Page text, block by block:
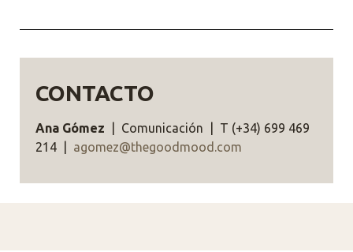
CONTACTO
Ana Gómez
| Comunicación | T (+34) 699 469
214 | agomez@thegoodmood.com